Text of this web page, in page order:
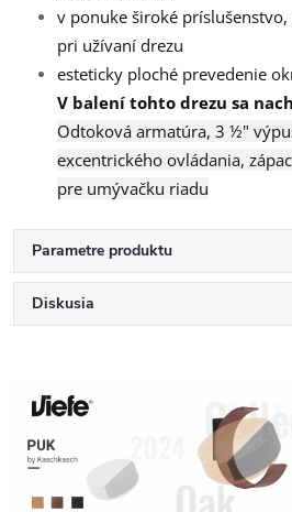
v ponuke široké
pri užívaní drezu
esteticky ploché prevedenie
V balení tohto drezu sa
Odtoková armatúra, 3 ½"
excentrického ovládania,
pre umývačku riadu
Parametre produktu
Diskusia